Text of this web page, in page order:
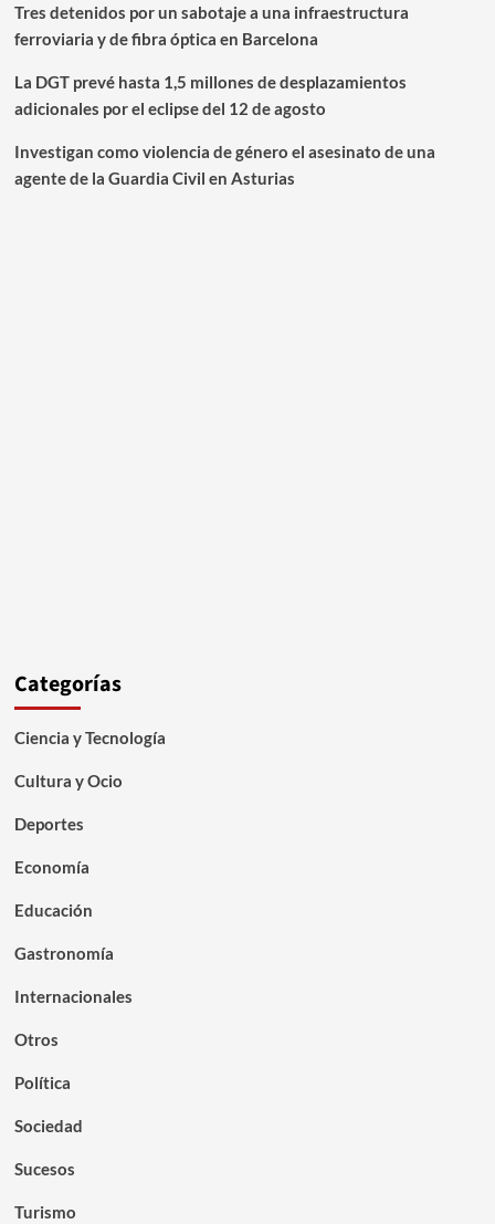
Tres detenidos por un sabotaje a una infraestructura
ferroviaria y de fibra óptica en Barcelona
La DGT prevé hasta 1,5 millones de desplazamientos
adicionales por el eclipse del 12 de agosto
Investigan como violencia de género el asesinato de una
agente de la Guardia Civil en Asturias
Categorías
Ciencia y Tecnología
Cultura y Ocio
Deportes
Economía
Educación
Gastronomía
Internacionales
Otros
Política
Sociedad
Sucesos
Turismo